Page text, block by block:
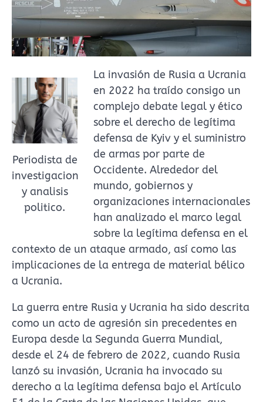
Periodista de
investigacion
y analisis
politico.
La invasión de Rusia a Ucrania
en 2022 ha traído consigo un
complejo debate legal y ético
sobre el derecho de legítima
defensa de Kyiv y el suministro
de armas por parte de
Occidente. Alrededor del
mundo, gobiernos y
organizaciones internacionales
han analizado el marco legal
sobre la legítima defensa en el
contexto de un ataque armado, así como las
implicaciones de la entrega de material bélico
a Ucrania.
La guerra entre Rusia y Ucrania ha sido descrita
como un acto de agresión sin precedentes en
Europa desde la Segunda Guerra Mundial,
desde el 24 de febrero de 2022, cuando Rusia
lanzó su invasión, Ucrania ha invocado su
derecho a la legítima defensa bajo el Artículo